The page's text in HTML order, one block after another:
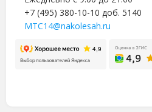
+7 (495) 380-10-10 доб. 5140
MTC14@nakolesah.ru